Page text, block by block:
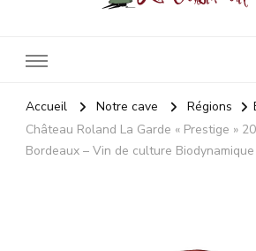
Accueil Notre cave Régions
Château Roland La Garde « Prestige »
Bordeaux – Vin de culture Biodynamique